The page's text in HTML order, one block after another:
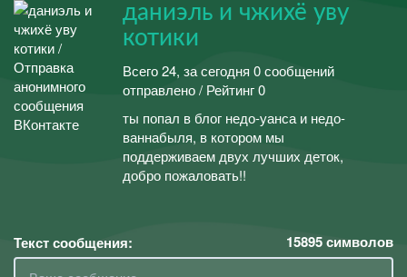
даниэль и чжихё уву
котики
Всего 24, за сегодня 0 сообщений
отправлено / Рейтинг 0
ты попал в блог недо-уанса и недо-
ваннабыля, в котором мы
поддерживаем двух лучших деток,
добро пожаловать!!
Текст сообщения: 15895символов